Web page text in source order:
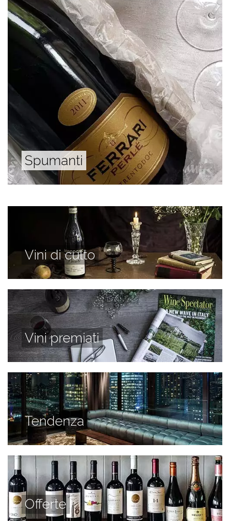
Spumanti
Vini di culto
Vini premiati
Tendenza
Offerte